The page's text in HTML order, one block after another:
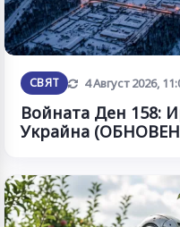
СВЯТ Обновена
4 Август 2026,
Войната Ден 158:
Украйна